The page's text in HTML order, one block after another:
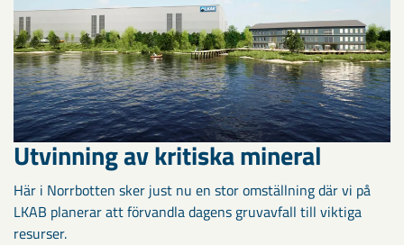
Utvinning av kritiska mineral
Här i Norrbotten sker just nu en stor omställning där vi på
LKAB planerar att förvandla dagens gruvavfall till viktiga
resurser.